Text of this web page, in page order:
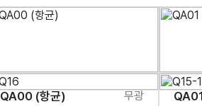
QA00 (항균) 무광